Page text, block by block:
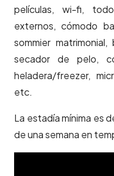
películas, wi-fi,
externos, cómodo
sommier
secador de pelo,
heladera/freezer,
etc.
La estadía mínima es
de una semana en